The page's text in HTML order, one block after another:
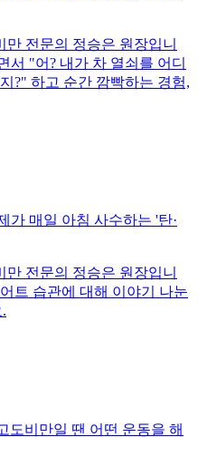
전문의 정승은 원장입니
서 "어? 내가 차 열쇠를 어디
?" 하고 순간 깜빡하는 경험,
가 매일 아침 사수하는 '탄·
전문의 정승은 원장입니
트 습관에 대해 이야기 나눈
도비만일 땐 어떤 운동을 해